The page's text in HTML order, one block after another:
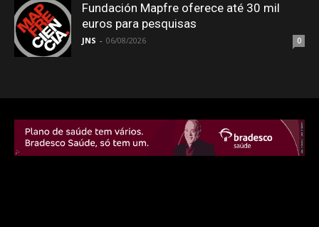
Fundación Mapfre oferece até 30 mil
euros para pesquisas
JNS - 06/08/2026 0